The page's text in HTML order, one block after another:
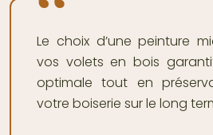
Le choix d’une peinture
vos volets en bois
optimale tout en
votre boiserie sur le long